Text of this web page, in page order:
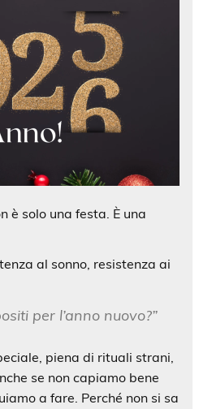
è solo una festa. È una
al sonno, resistenza ai
per l’anno nuovo?”
piena di rituali strani,
se non capiamo bene
a fare. Perché non si sa